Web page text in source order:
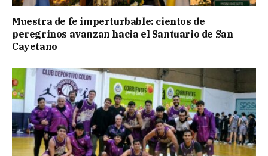
Muestra de fe imperturbable: cientos de
peregrinos avanzan hacia el Santuario de San
Cayetano